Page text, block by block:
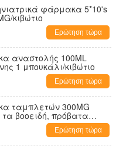
φάρμακα 5*10's
κιβώτιο
Ερώτηση τώρα
αναστολής 100ML
1 μπουκάλι/κιβώτιο
Ερώτηση τώρα
ταμπλετών 300MG
τα βοοειδή, πρόβατα
Ερώτηση τώρα